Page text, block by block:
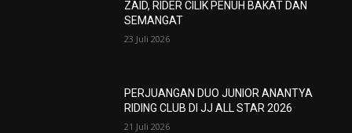
ZAID, RIDER CILIK PENUH BAKAT DAN
SEMANGAT
23 Juli 2026
PERJUANGAN DUO JUNIOR ANANTYA
RIDING CLUB DI JJ ALL STAR 2026
21 Juli 2026